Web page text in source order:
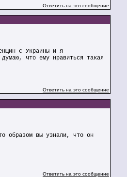
Ответить на это сообщение
с Украины и я
что ему нравиться такая
Ответить на это сообщение
образом вы узнали, что он
Ответить на это сообщение